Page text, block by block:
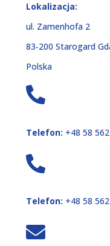
Lokalizacja:
ul. Zamenhofa 2
83‑200 Starogard
Polska
Telefon: +48 58
Telefon: +48 58